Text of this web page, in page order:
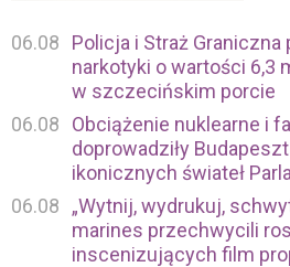
06.08
Policja i Straż Graniczna
narkotyki o wartości 6,3
w szczecińskim porcie
06.08
Obciążenie nuklearne i
doprowadziły
ikonicznych świateł
06.08
„Wytnij, wydrukuj,
marines przechwycili
inscenizujących film